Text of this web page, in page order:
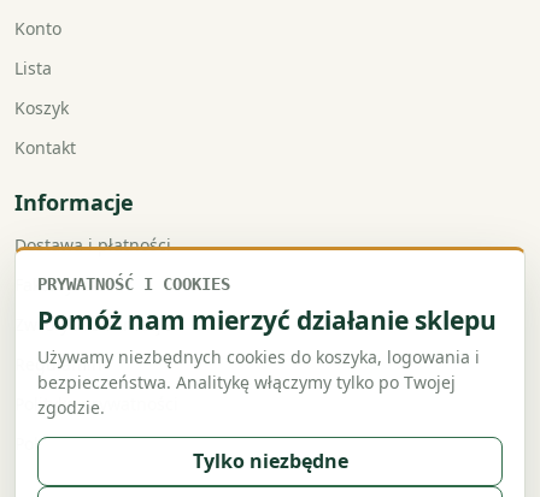
Konto
Lista
Koszyk
Kontakt
Informacje
Dostawa i płatności
Faktury VAT
Zwroty i reklamacje
Regulamin
Polityka prywatności
Polityka cookies
PRYWATNOŚĆ I COOKIES
Pomóż nam mierzyć działanie sklepu
Używamy niezbędnych cookies do koszyka, logowania i
bezpieczeństwa. Analitykę włączymy tylko po Twojej
zgodzie.
Tylko niezbędne